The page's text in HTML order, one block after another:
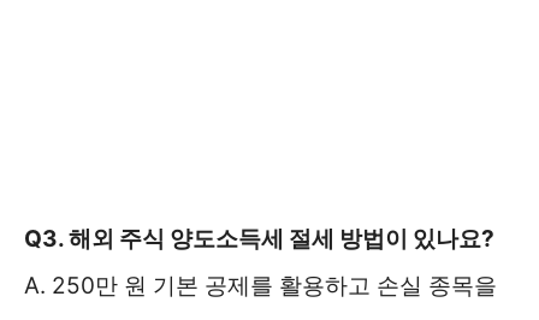
Q3. 해외 주식 양도소득세 절세 방법이 있나요?
A. 250만 원 기본 공제를 활용하고 손실 종목을